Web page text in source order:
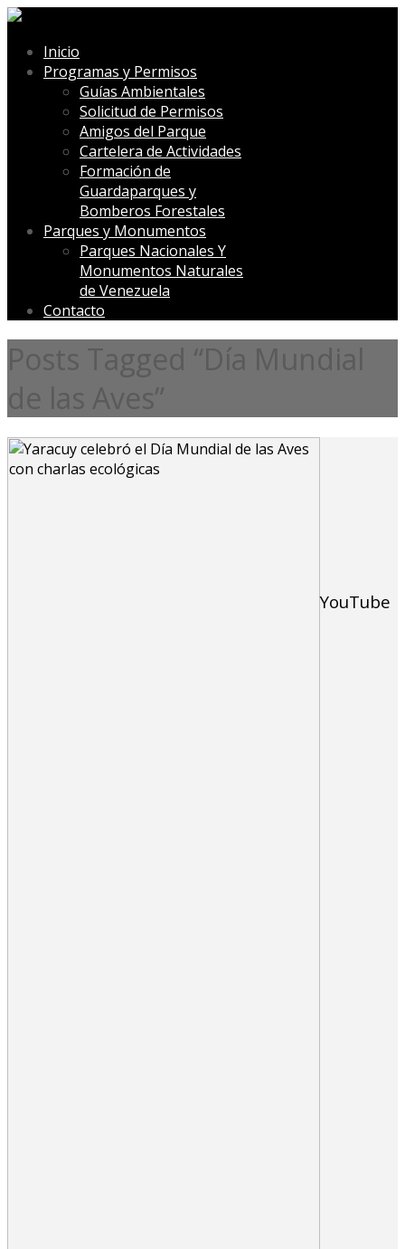
Inicio
Programas y Permisos
Guías Ambientales
Solicitud de Permisos
Amigos del Parque
Cartelera de Actividades
Formación de
Guardaparques y
Bomberos Forestales
Parques y Monumentos
Parques Nacionales Y
Monumentos Naturales
de Venezuela
Contacto
Posts Tagged “Día Mundial
de las Aves”
YouTube